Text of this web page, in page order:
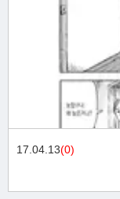
17.04.13(0)